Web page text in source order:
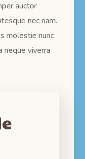
auctor
nec nam.
molestie nunc
neque viverra